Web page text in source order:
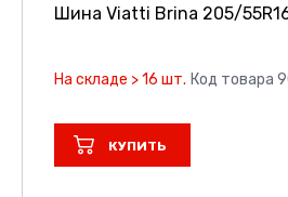
Шина Viatti Brina 205/
На складе > 16 шт. Код товара
КУПИТЬ